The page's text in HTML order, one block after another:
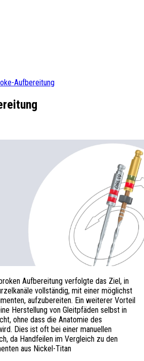
Aufbereitung
Aufbereitung verfolgte das Ziel, in
vollständig, mit einer möglichst
aufzubereiten. Ein weiterer Vorteil
Herstellung von Gleitpfäden selbst in
ohne dass die Anatomie des
Dies ist oft bei einer manuellen
da Handfeilen im Vergleich zu den
aus Nickel-Titan